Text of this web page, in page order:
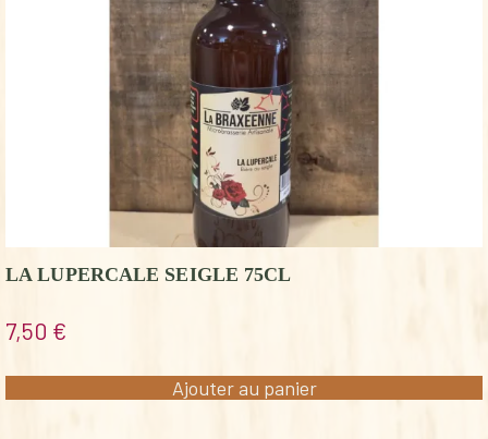
LA LUPERCALE SEIGLE 75CL
7,50 €
Ajouter au panier